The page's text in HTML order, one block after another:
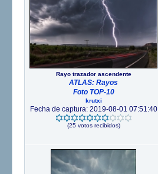
Rayo trazador ascendente
ATLAS: Rayos
Foto TOP-10
krutxi
Fecha de captura: 2019-08-01 07:51:40
(25 votos recibidos)